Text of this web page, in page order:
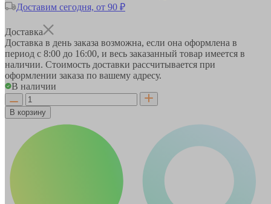
Доставим сегодня, от 90 ₽
Доставка
Доставка в день заказа возможна, если она оформлена в
период с 8:00 до 16:00, и весь заказанный товар имеется в
наличии. Стоимость доставки рассчитывается при
оформлении заказа по вашему адресу.
В наличии
В корзину